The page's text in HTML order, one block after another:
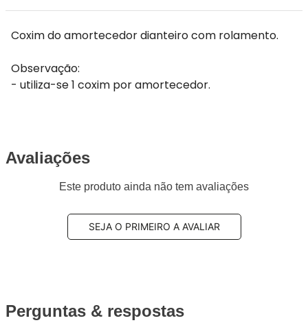
Coxim do amortecedor dianteiro com rolamento.
Observação:
- utiliza-se 1 coxim por amortecedor.
Avaliações
Este produto ainda não tem avaliações
SEJA O PRIMEIRO A AVALIAR
Perguntas & respostas